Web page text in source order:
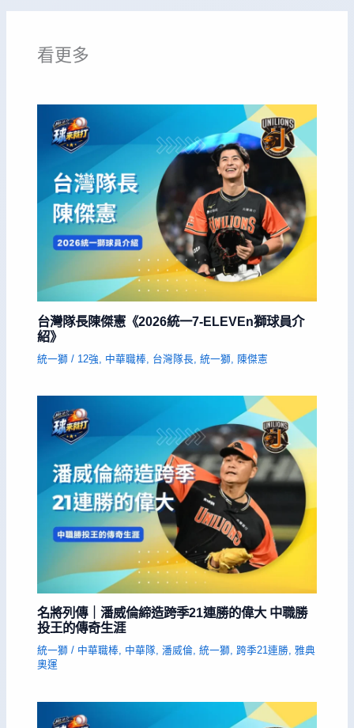
看更多
台灣隊長陳傑憲《2026統一7-ELEVEn獅球員介
紹》
統一獅 / 12強 中華職棒 台灣隊長 ,統一獅 陳傑憲
名將列傳｜潘威倫締造跨季21連勝的偉大 中職勝
投王的傳奇生涯
統一獅 / 中華職棒, 中華隊,潘威倫,統一獅, 跨季21連勝,雅典
奧運